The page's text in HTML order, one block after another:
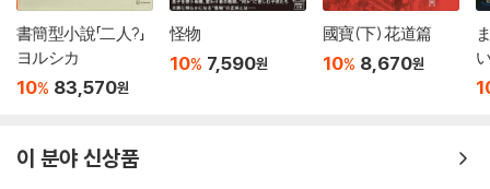
書簡型小說「二人?」
ヨルシカ
10% 83,570원
怪物
10% 7,590원
國寶(下) 花道篇
10% 8,670원
이 분야 신상품